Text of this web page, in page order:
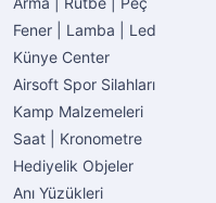
Fener | Lamba | Led
Künye Center
Airsoft Spor Silahları
Kamp Malzemeleri
Saat | Kronometre
Hediyelik Objeler
Anı Yüzükleri